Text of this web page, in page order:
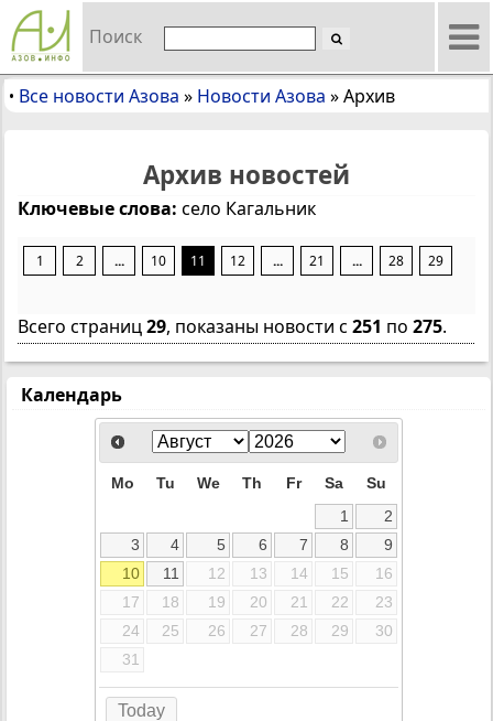
Поиск
• Все новости Азова » Новости Азова »Архив
Архив новостей
Ключевые слова: село Кагальник
1 2 ... 10 11 12 ... 21 ... 28 29
Всего страниц29, показаны новости с 251 по 275.
Календарь
Mo Tu We Th Fr Sa
Su
1
2
3
4 5 6 7 8
9
10
11 12 13 14 15
16
17
18 19 20 21 22
23
24
25 26 27 28 29
30
31
Today